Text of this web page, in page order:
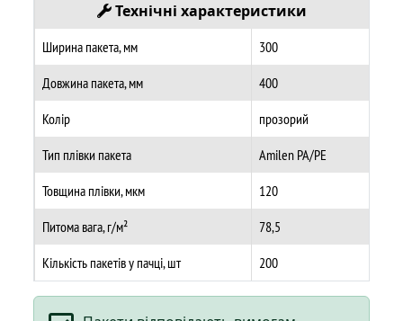
Технічні характеристики
Ширина пакета, мм
300
Довжина пакета, мм
400
Колір
прозорий
Тип плівки пакета
Amilen PA/PE
Товщина плівки, мкм
120
Питома вага, г/м²
78,5
Кількість пакетів у пачці, шт
200